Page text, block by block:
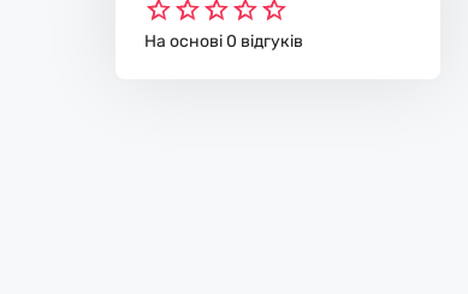
На основі 0 відгуків